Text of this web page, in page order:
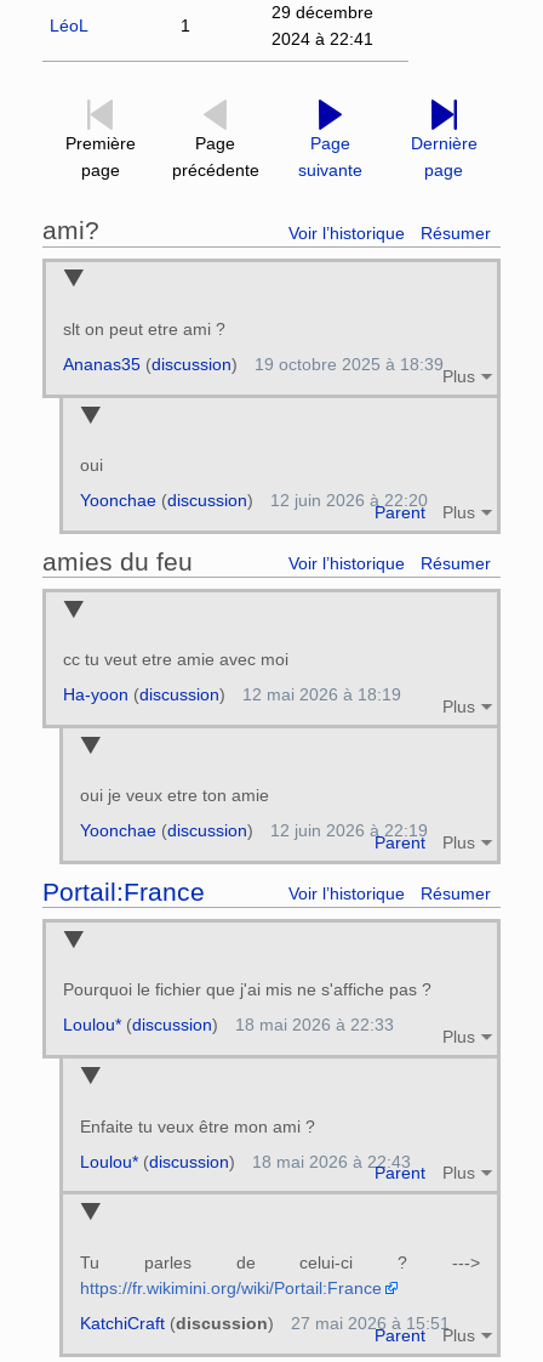
LéoL 1
29 décembre
2024 à 22:41
Première
page
Page
précédente
Page
suivante
Dernière
page
ami? Voir l’historique Résumer
slt on peut etre ami ?
Plus
Ananas35(discussion) 19 octobre 2025 à 18:39
oui
Parent Plus
Yoonchae(discussion) 12 juin 2026 à 22:20
amies du feu Voir l’historique Résumer
cc tu veut etre amie avec moi
Plus
Ha-yoon (discussion) 12 mai 2026 à 18:19
oui je veux etre ton amie
Parent Plus
Yoonchae(discussion) 12 juin 2026 à 22:19
Portail:France Voir l’historique Résumer
Pourquoi le fichier que j'ai mis ne s'affiche pas ?
Plus
Loulou*(discussion) 18 mai 2026 à 22:33
Enfaite tu veux être mon ami ?
Parent Plus
Loulou*(discussion) 18 mai 2026 à 22:43
Tu parles de celui-ci ? --->
https://fr.wikimini.org/wiki/Portail:France
Parent Plus
KatchiCraft(discussion) 27 mai 2026 à 15:51